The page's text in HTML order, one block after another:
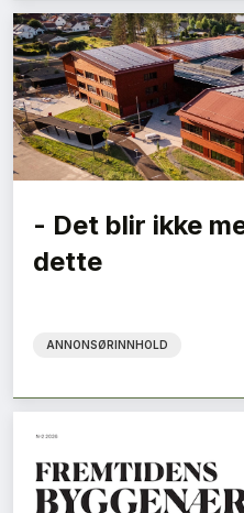
- Det blir ikke
dette
ANNONSØRINNHOLD